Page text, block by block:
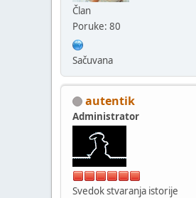
Član
Poruke: 80
Sačuvana
autentik
Administrator
Svedok stvaranja istorije